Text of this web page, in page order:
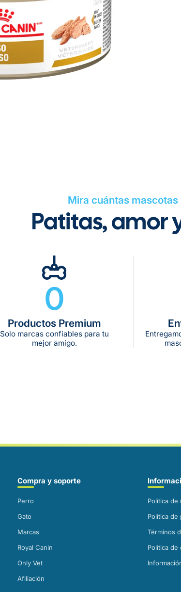
Mira cuántas
Patitas, amor
0
Productos Premium
Solo marcas confiables para tu
mejor amigo.
Compra y soporte
Perro
Gato
Marcas
Royal Canin
Only Vet
Afiliación
Política de
Política de
Términos
Política de